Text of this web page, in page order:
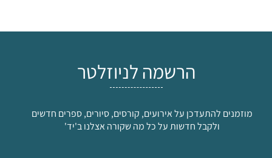
הרשמה לניוזלטר
מוזמנים להתעדכן על אירועים, קורסים, סיורים, ספרים חדשים
ולקבל חדשות על כל מה שקורה אצלנו ב'יד'